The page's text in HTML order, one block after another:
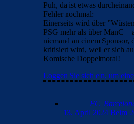
Puh, da ist etwas
Fehler nochmal:
Einerseits wird über
PSG mehr als über ManC –
niemand an einem Sponsor,
kritisiert wird, weil er sich
Komische Doppelmoral!
Loggen Sie sich ein, um
13. April 2024 Beim